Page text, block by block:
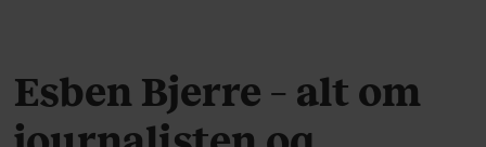
Esben Bjerre – alt om